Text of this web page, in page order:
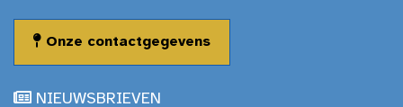
Onze contactgegevens
NIEUWSBRIEVEN